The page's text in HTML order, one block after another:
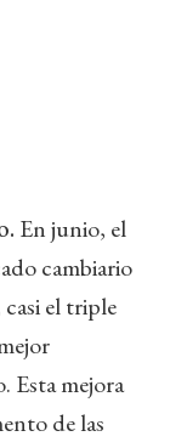
En junio, el
cambiario
el triple
Esta mejora
de las